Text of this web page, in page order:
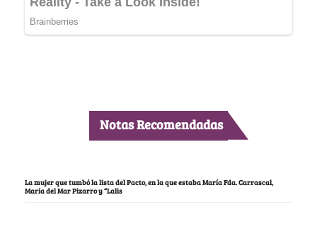
Notas Recomendadas
La mujer que tumbó la lista del Pacto, en la que estaba María Fda. Carrascal,
María del Mar Pizarro y “Lalis